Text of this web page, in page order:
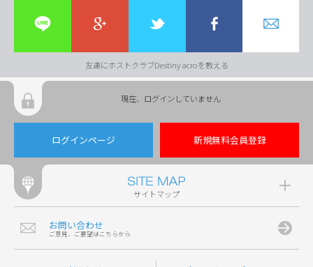
友達にホストクラブDestiny acroを教える
現在、ログインしていません
ログインページ 新規無料会員登録
サイトマップ
お問い合わせ
ご意見、ご要望はこちらから